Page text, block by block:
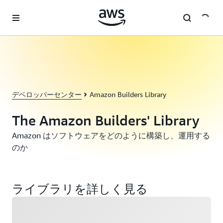
デベロッパーセンター Amazon Builders Library
The Amazon Builders' Library
Amazon はソフトウェアをどのように構築し、運用する
のか
ライブラリを詳しく見る